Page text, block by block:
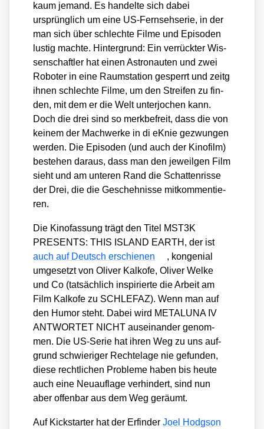
kaum jemand. Es han­del­te sich dabei
ursprüng­lich um eine US-Fern­seh­se­rie, in der
man sich über schlech­te Fil­me und Epi­so­den
lus­tig mach­te. Hin­ter­grund: Ein ver­rück­ter Wis­
sen­schaft­ler hat einen Astro­nau­ten und zwei
Robo­ter in eine Raum­sta­ti­on gesperrt und zeitg
ihnen schlech­te Fil­me, um den Strei­fen zu fin­
den, mit dem er die Welt unter­jo­chen kann.
Doch die drei sind so merk­be­freit, dass die von
kei­nem der Mach­wer­ke in di eKnie gezwun­gen
wer­den. Die Epi­so­den (und auch der Kino­film)
bestehen dar­aus, dass man den jeweil­gen Film
sieht und am unte­ren Rand die Schat­ten­ris­se
der Drei, die die Gescheh­nis­se mit­kom­men­tie­
ren.
Die Kino­fas­sung trägt den Titel MST3K
PRESENTS: THIS ISLAND EARTH, der ist
auch auf Deutsch erschie­nen
, kon­ge­ni­al
umge­setzt von Oli­ver Kalk­ofe, Oli­ver Wel­ke
und Co (tat­säch­lich inspi­rier­te die Arbeit am
Film Kalk­ofe zu SCHLEFAZ). Wenn man auf
den Humor steht. Dabei wird METALUNA IV
ANTWORTET NICHT aus­ein­an­der genom­
men. Die US-Serie hat ihren Weg zu uns auf­
grund schwie­ri­ger Rech­te­la­ge nie gefun­den,
die­se recht­li­chen Pro­ble­me haben bis heu­te
auch eine Neu­auf­la­ge ver­hin­dert, sind nun
aber offen­bar aus dem Weg geräumt.
Auf Kick­star­ter hat der Erfin­derJoel Hodgson